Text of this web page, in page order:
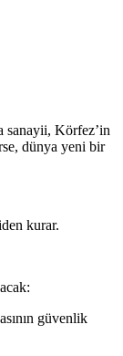
sanayii, Körfez’in
dünya yeni bir
kurar.
güvenlik